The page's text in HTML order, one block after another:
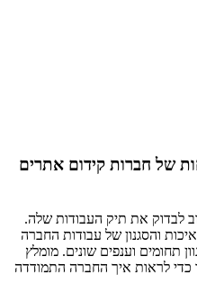
של חברות קידום אתרים
לבדוק את תיק העבודות שלה.
והסגנון של עבודות החברה
תחומים וענפים שונים. מומלץ
לראות איך החברה התמודדה